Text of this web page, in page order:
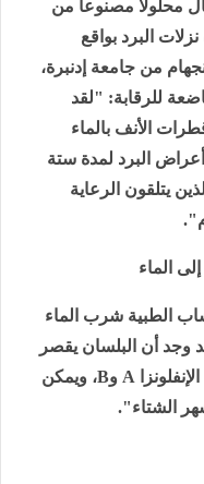
محلولاً مصنوعاً من
البرد بواقع
من جامعة إدنبرة،
للرقابة: "لقد
الأنف بالماء
البرد لمدة ستة
يتلقون الرعاية
الماء
الطبية شرب الماء
وجد أن البلسان يقصر
A وB، ويمكن
الشتاء".